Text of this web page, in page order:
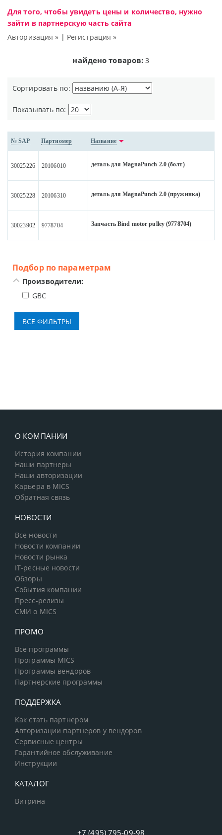
Для того, чтобы увидеть цены и количество, нужно
зайти в партнерскую часть сайта
Авторизация » | Регистрация »
найдено товаров: 3
Сортировать по:
Показывать по:
№ SAP Партномер Название
30025226 20106010 деталь для MagnaPunch 2.0 (болт)
30025228 20106310 деталь для MagnaPunch 2.0 (пружинка)
30023902 9778704 Запчасть Bind motor pulley (9778704)
Подбор по параметрам
Производители:
GBC
О КОМПАНИИ
История компании
Наши партнеры
Наши авторизации
Карьера в MICS
Обратная связь
НОВОСТИ
Все новости
Новости компании
Новости рынка
IT-ресные новости
Обзоры
События компании
Пресс-релизы
СМИ о MICS
ПРОМО
Все программы
Программы MICS
Программы вендоров
Партнерские программы
ПОДДЕРЖКА
Как стать партнером
Авторизации партнеров у вендоров
Сервисные центры
Гарантийное обслуживание
Инструкции
КАТАЛОГ
Витрина
+7 (495) 795-09-98